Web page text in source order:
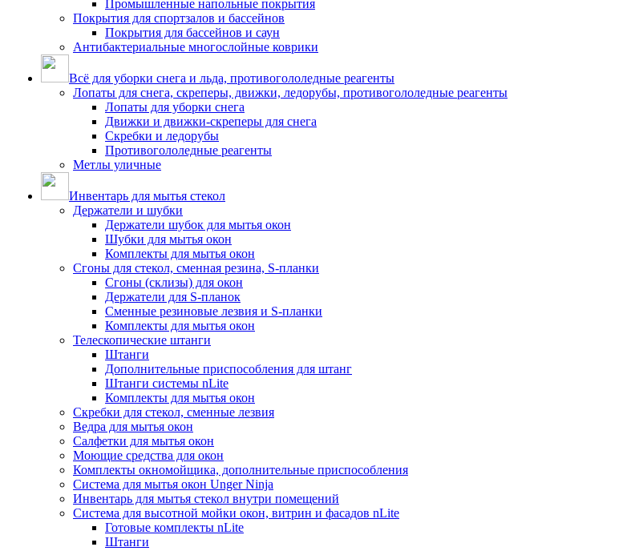
Промышленные напольные покрытия
Покрытия для спортзалов и бассейнов
Покрытия для бассейнов и саун
Антибактериальные многослойные коврики
Всё для уборки снега и льда, противогололедные реагенты
Лопаты для снега, скреперы, движки, ледорубы, противогололедные реагенты
Лопаты для уборки снега
Движки и движки-скреперы для снега
Скребки и ледорубы
Противогололедные реагенты
Метлы уличные
Инвентарь для мытья стекол
Держатели и шубки
Держатели шубок для мытья окон
Шубки для мытья окон
Комплекты для мытья окон
Сгоны для стекол, сменная резина, S-планки
Сгоны (склизы) для окон
Держатели для S-планок
Сменные резиновые лезвия и S-планки
Комплекты для мытья окон
Телескопические штанги
Штанги
Дополнительные приспособления для штанг
Штанги системы nLite
Комплекты для мытья окон
Скребки для стекол, сменные лезвия
Ведра для мытья окон
Салфетки для мытья окон
Моющие средства для окон
Комплекты окномойщика, дополнительные приспособления
Система для мытья окон Unger Ninja
Инвентарь для мытья стекол внутри помещений
Система для высотной мойки окон, витрин и фасадов nLite
Готовые комплекты nLite
Штанги